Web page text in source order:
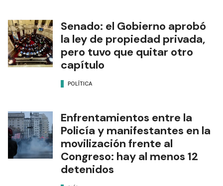
Senado: el Gobierno aprobó
la ley de propiedad privada,
pero tuvo que quitar otro
capítulo
POLÍTICA
Enfrentamientos entre la
Policía y manifestantes en la
movilización frente al
Congreso: hay al menos 12
detenidos